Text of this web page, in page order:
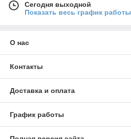
Сегодня выходной
Показать весь график работы
О нас
Контакты
Доставка и оплата
График работы